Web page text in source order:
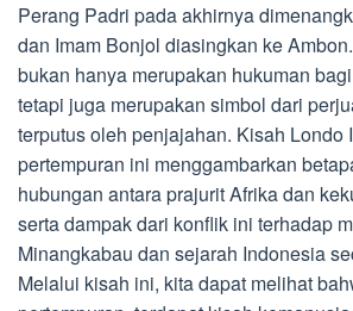
Perang Padri pada akhirnya
dan Imam Bonjol diasingkan ke
bukan hanya merupakan hukuman
tetapi juga merupakan simbol dari
terputus oleh penjajahan. Kisah Londo
pertempuran ini menggambarkan
hubungan antara prajurit Afrika dan
serta dampak dari konflik ini terhadap
Minangkabau dan sejarah Indonesia
Melalui kisah ini, kita dapat melihat